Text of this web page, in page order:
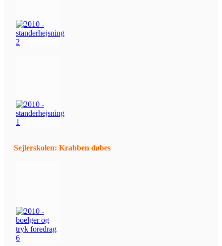
Sejlerskolen: Krabben døbes